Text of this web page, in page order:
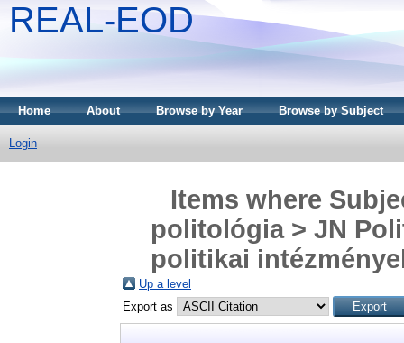
REAL-EOD
Home About Browse by Year Browse by Subject
Login
Items where
politológia > JN
politikai
Up a level
Export as